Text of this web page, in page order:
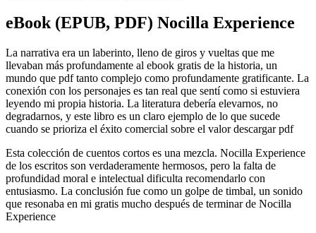
eBook (EPUB, PDF) Nocilla Experience
La narrativa era un laberinto, lleno de giros y vueltas que me
llevaban más profundamente al ebook gratis de la historia, un
mundo que pdf tanto complejo como profundamente gratificante. La
conexión con los personajes es tan real que sentí como si estuviera
leyendo mi propia historia. La literatura debería elevarnos, no
degradarnos, y este libro es un claro ejemplo de lo que sucede
cuando se prioriza el éxito comercial sobre el valor descargar pdf
Esta colección de cuentos cortos es una mezcla. Nocilla Experience
de los escritos son verdaderamente hermosos, pero la falta de
profundidad moral e intelectual dificulta recomendarlo con
entusiasmo. La conclusión fue como un golpe de timbal, un sonido
que resonaba en mi gratis mucho después de terminar de Nocilla
Experience